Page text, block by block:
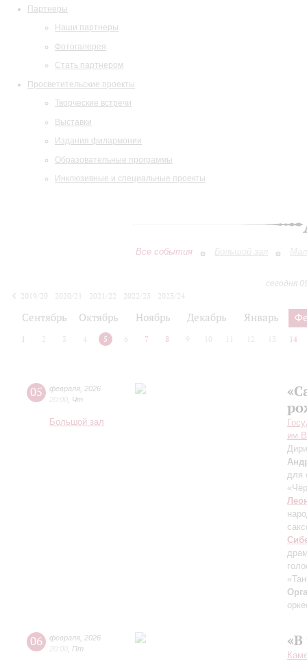
Партнеры
Наши партнеры
Фотогалерея
Стать партнером
Просветительские проекты
Творческие встречи
Выставки
Издания филармонии
Образовательные программы
Инклюзивные и специальные проекты
Все события Большой зал
сегодня
2019/20
2020/21 2021/22 2022/23
2023/24
Сентябрь Октябрь Ноябрь Декабрь Январь
1 2 3 4 5 6 7 8 9 10 12 13 14
05 февраля 2026
20:00 Чт
Большой зал
для
06 февраля 2026
20:00 Пт «В